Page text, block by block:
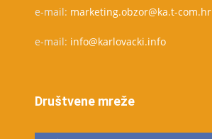
e-mail: marketing.obzor@ka.t-com.hr
e-mail: info@karlovacki.info
Društvene mreže